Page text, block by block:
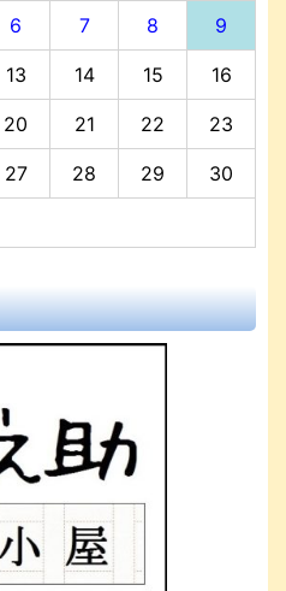
6 7 8 9
13 14 15 16
20 21 22 23
27 28 29 30